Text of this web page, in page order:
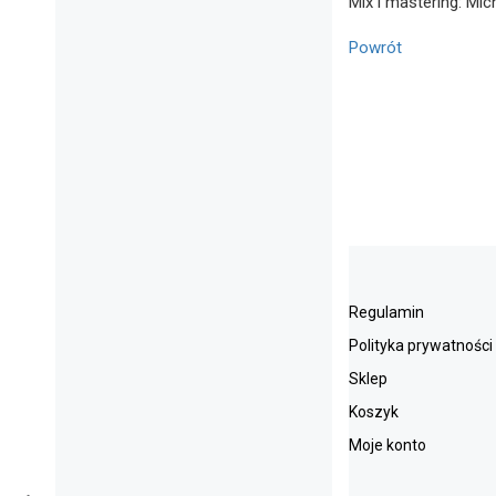
Powrót
Regulamin
Polityka prywatności
Sklep
Koszyk
Moje konto